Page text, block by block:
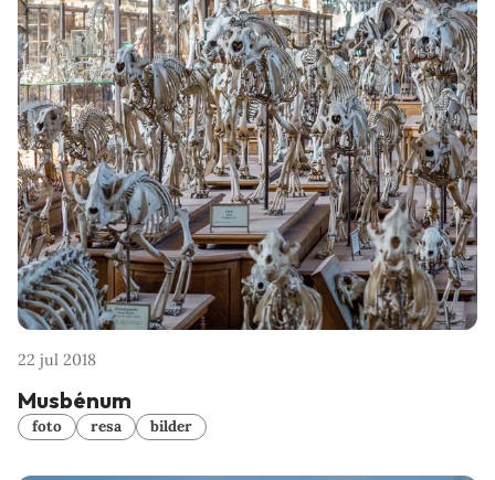
22 jul 2018
Musbénum
foto resa bilder